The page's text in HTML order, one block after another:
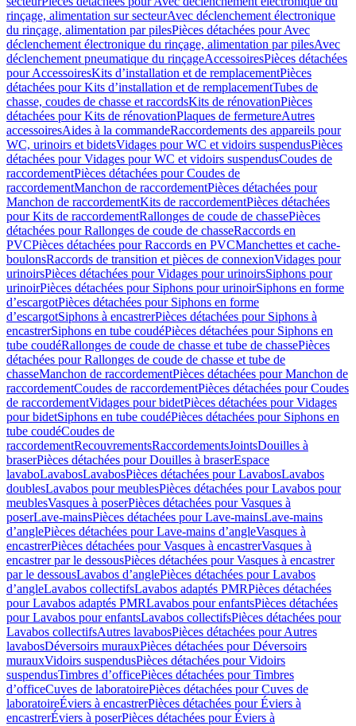
rinçage, alimentation sur secteurAvec déclenchement électronique
du rinçage, alimentation par pilesPièces détachées pour Avec
déclenchement électronique du rinçage, alimentation par pilesAvec
déclenchement pneumatique du rinçageAccessoiresPièces détachées
pour AccessoiresKits d’installation et de remplacementPièces
détachées pour Kits d’installation et de remplacementTubes de
chasse, coudes de chasse et raccordsKits de rénovationPièces
détachées pour Kits de rénovationPlaques de fermetureAutres
accessoiresAides à la commandeRaccordements des appareils pour
WC, urinoirs et bidetsVidages pour WC et vidoirs suspendusPièces
détachées pour Vidages pour WC et vidoirs suspendusCoudes de
raccordementPièces détachées pour Coudes de
raccordementManchon de raccordementPièces détachées pour
Manchon de raccordementKits de raccordementPièces détachées
pour Kits de raccordementRallonges de coude de chassePièces
détachées pour Rallonges de coude de chasseRaccords en
PVCPièces détachées pour Raccords en PVCManchettes et cache-
boulonsRaccords de transition et pièces de connexionVidages pour
urinoirsPièces détachées pour Vidages pour urinoirsSiphons pour
urinoirPièces détachées pour Siphons pour urinoirSiphons en forme
d’escargotPièces détachées pour Siphons en forme
d’escargotSiphons à encastrerPièces détachées pour Siphons à
encastrerSiphons en tube coudéPièces détachées pour Siphons en
tube coudéRallonges de coude de chasse et tube de chassePièces
détachées pour Rallonges de coude de chasse et tube de
chasseManchon de raccordementPièces détachées pour Manchon de
raccordementCoudes de raccordementPièces détachées pour Coudes
de raccordementVidages pour bidetPièces détachées pour Vidages
pour bidetSiphons en tube coudéPièces détachées pour Siphons en
tube coudéCoudes de
raccordementRecouvrementsRaccordementsJointsDouilles à
braserPièces détachées pour Douilles à braserEspace
lavaboLavabosLavabosPièces détachées pour LavabosLavabos
doublesLavabos pour meublesPièces détachées pour Lavabos pour
meublesVasques à poserPièces détachées pour Vasques à
poserLave-mainsPièces détachées pour Lave-mainsLave-mains
d’anglePièces détachées pour Lave-mains d’angleVasques à
encastrerPièces détachées pour Vasques à encastrerVasques à
encastrer par le dessousPièces détachées pour Vasques à encastrer
par le dessousLavabos d’anglePièces détachées pour Lavabos
d’angleLavabos collectifsLavabos adaptés PMRPièces détachées
pour Lavabos adaptés PMRLavabos pour enfantsPièces détachées
pour Lavabos pour enfantsLavabos collectifsPièces détachées pour
Lavabos collectifsAutres lavabosPièces détachées pour Autres
lavabosDéversoirs murauxPièces détachées pour Déversoirs
murauxVidoirs suspendusPièces détachées pour Vidoirs
suspendusTimbres dʼofficePièces détachées pour Timbres
dʼofficeCuves de laboratoirePièces détachées pour Cuves de
laboratoireÉviers à encastrerPièces détachées pour Éviers à
encastrerÉviers à poserPièces détachées pour Éviers à